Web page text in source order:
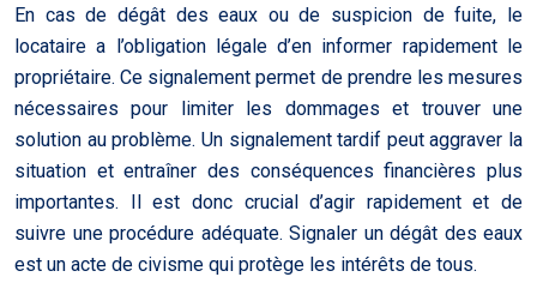
En cas de dégât des eaux ou de suspicion de fuite, le
locataire a l’obligation légale d’en informer rapidement le
propriétaire. Ce signalement permet de prendre les mesures
nécessaires pour limiter les dommages et trouver une
solution au problème. Un signalement tardif peut aggraver la
situation et entraîner des conséquences financières plus
importantes. Il est donc crucial d’agir rapidement et de
suivre une procédure adéquate. Signaler un dégât des eaux
est un acte de civisme qui protège les intérêts de tous.